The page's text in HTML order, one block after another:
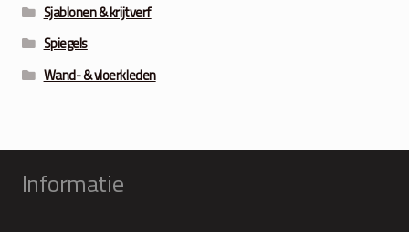
Sjablonen & krijtverf
Spiegels
Wand- & vloerkleden
Informatie